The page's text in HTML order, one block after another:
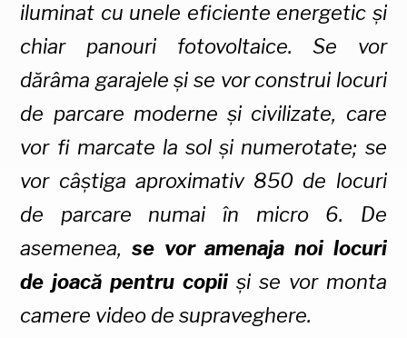
iluminat cu unele eficiente energetic și
chiar panouri fotovoltaice. Se vor
dărâma garajele și se vor construi locuri
de parcare moderne și civilizate, care
vor fi marcate la sol și numerotate; se
vor câștiga aproximativ 850 de locuri
de parcare numai în micro 6. De
asemenea,se vor amenaja noi locuri
de joacă pentru copii și se vor monta
camere video de supraveghere.